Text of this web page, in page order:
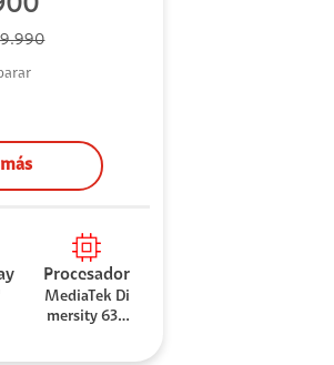
Procesador
MediaTek Di
mersity 630